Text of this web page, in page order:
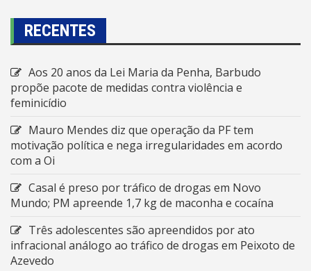
RECENTES
Aos 20 anos da Lei Maria da Penha, Barbudo
propõe pacote de medidas contra violência e
feminicídio
Mauro Mendes diz que operação da PF tem
motivação política e nega irregularidades em acordo
com a Oi
Casal é preso por tráfico de drogas em Novo
Mundo; PM apreende 1,7 kg de maconha e cocaína
Três adolescentes são apreendidos por ato
infracional análogo ao tráfico de drogas em Peixoto de
Azevedo